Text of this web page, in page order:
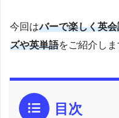
今回はバーで楽しく英
ズや英単語をご紹介しま
目次